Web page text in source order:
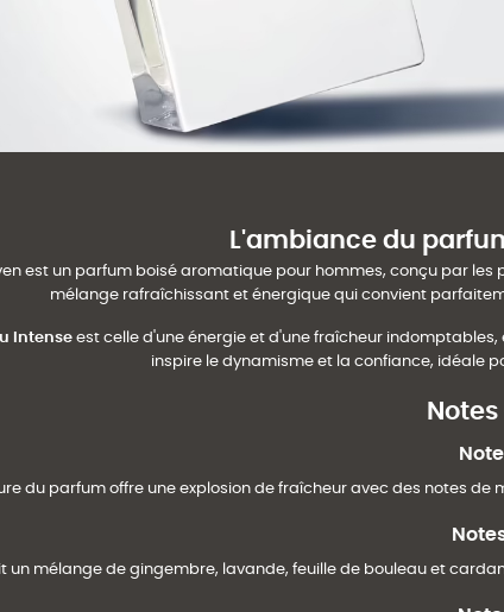
L'ambiance du
est un parfum boisé aromatique pour hommes, conçu par les
mélange rafraîchissant et énergique qui convient
Intense est celle d'une énergie et d'une fraîcheur
inspire le dynamisme et la confiance, idéale
du parfum offre une explosion de fraîcheur avec des notes
un mélange de gingembre, lavande, feuille de bouleau et